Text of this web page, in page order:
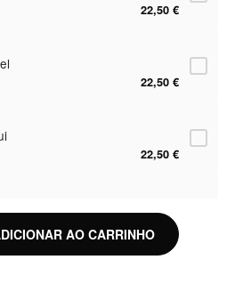
22,50 €
22,50 €
22,50 €
22,50 €
AO CARRINHO